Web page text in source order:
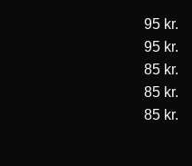
95 kr.
95 kr.
85 kr.
85 kr.
85 kr.